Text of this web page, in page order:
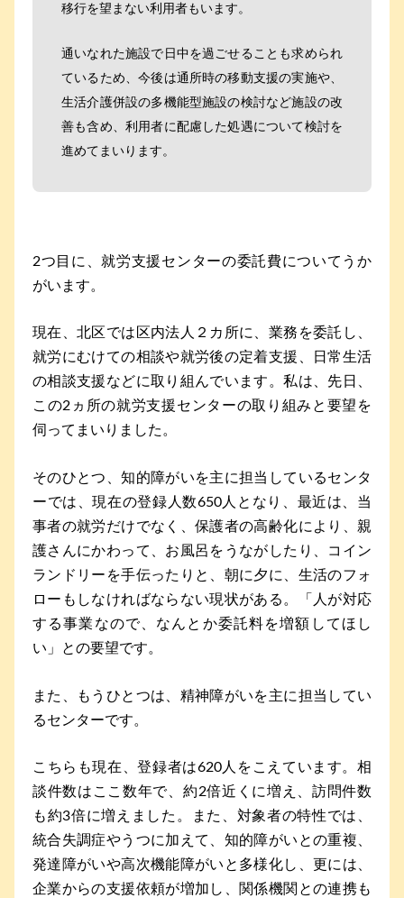
移行を望まない利用者もいます。
通いなれた施設で日中を過ごせることも求められ
ているため、今後は通所時の移動支援の実施や、
生活介護併設の多機能型施設の検討など施設の改
善も含め、利用者に配慮した処遇について検討を
進めてまいります。
2つ目に、就労支援センターの委託費についてうか
がいます。
現在、北区では区内法人２カ所に、業務を委託し、
就労にむけての相談や就労後の定着支援、日常生活
の相談支援などに取り組んでいます。私は、先日、
この2ヵ所の就労支援センターの取り組みと要望を
伺ってまいりました。
そのひとつ、知的障がいを主に担当しているセンタ
ーでは、現在の登録人数650人となり、最近は、当
事者の就労だけでなく、保護者の高齢化により、親
護さんにかわって、お風呂をうながしたり、コイン
ランドリーを手伝ったりと、朝に夕に、生活のフォ
ローもしなければならない現状がある。「人が対応
する事業なので、なんとか委託料を増額してほし
い」との要望です。
また、もうひとつは、精神障がいを主に担当してい
るセンターです。
こちらも現在、登録者は620人をこえています。相
談件数はここ数年で、約2倍近くに増え、訪問件数
も約3倍に増えました。また、対象者の特性では、
統合失調症やうつに加えて、知的障がいとの重複、
発達障がいや高次機能障がいと多様化し、更には、
企業からの支援依頼が増加し、関係機関との連携も